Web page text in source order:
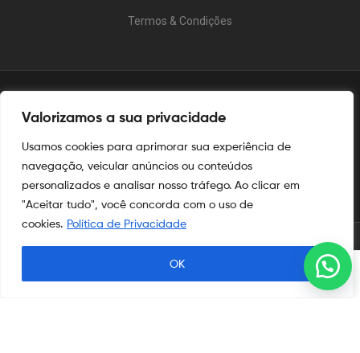
Valorizamos a sua privacidade
Usamos cookies para aprimorar sua experiência de
navegação, veicular anúncios ou conteúdos
personalizados e analisar nosso tráfego. Ao clicar em
"Aceitar tudo", você concorda com o uso de
cookies. Política de Privacidade
OK
Termos & Condições
são marcas registradas noINPI
Procurar
Procurar